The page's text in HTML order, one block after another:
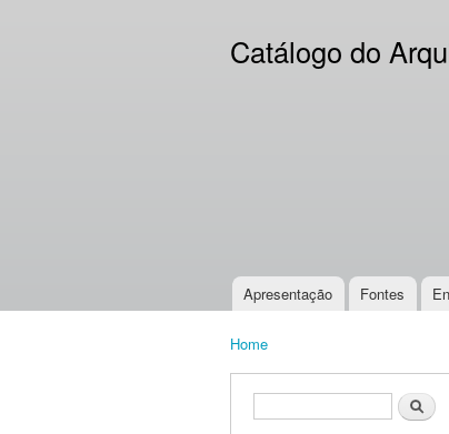
Catálogo do
Main menu
Apresentação Fontes
Home
Search form Search